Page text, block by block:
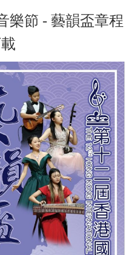
樂節 - 藝韻盃章程